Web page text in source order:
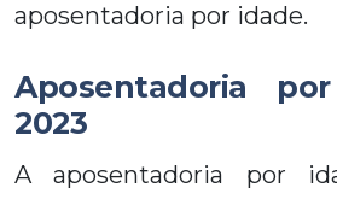
aposentadoria por idade.
Aposentadoria
2023
A aposentadoria por